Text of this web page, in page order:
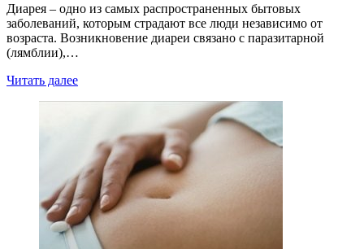
Диарея – одно из самых распространенных бытовых
заболеваний, которым страдают все люди независимо от
возраста. Возникновение диареи связано с паразитарной
(лямблии),…
Читать далее